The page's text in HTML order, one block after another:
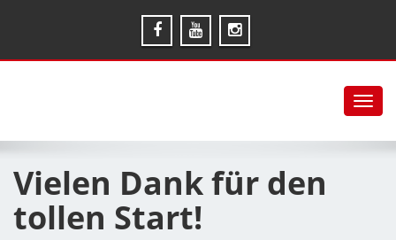
Vielen Dank für den
tollen Start!